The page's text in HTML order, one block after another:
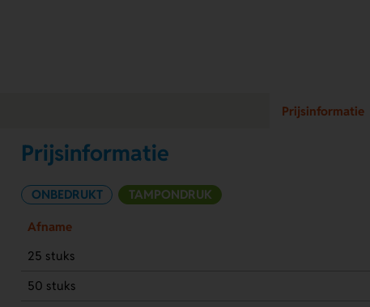
Prijsinformatie
Prijsinformatie
ONBEDRUKT TAMPONDRUK
Afname
25 stuks
50 stuks